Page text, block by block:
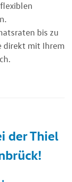
bis zu
direkt mit Ihrem
der Thiel